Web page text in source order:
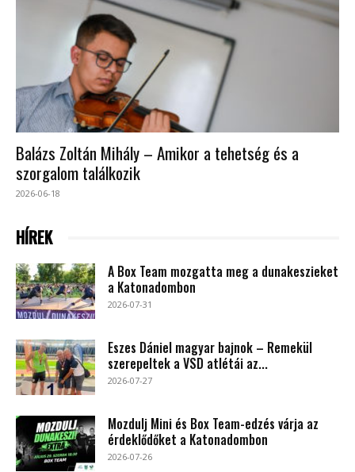
Balázs Zoltán Mihály – Amikor a tehetség és a
szorgalom találkozik
2026-06-18
HÍREK
A Box Team mozgatta meg a dunakeszieket
a Katonadombon
2026-07-31
Eszes Dániel magyar bajnok – Remekül
szerepeltek a VSD atlétái az...
2026-07-27
Mozdulj Mini és Box Team-edzés várja az
érdeklődőket a Katonadombon
2026-07-26